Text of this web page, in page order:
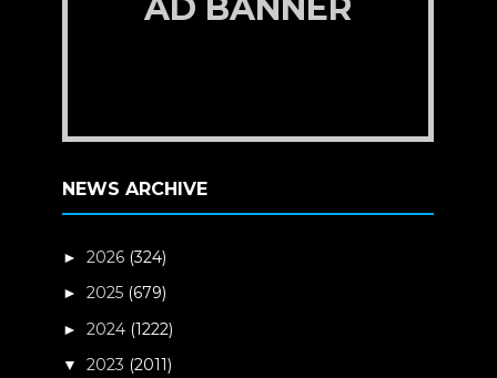
NEWS ARCHIVE
►2026 (324)
►2025 (679)
►2024 (1222)
▼2023 (2011)